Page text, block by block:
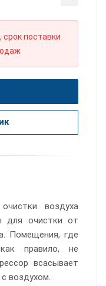
поставки
воздуха
для очистки от
Помещения, где
правило, не
всасывает
воздухом.